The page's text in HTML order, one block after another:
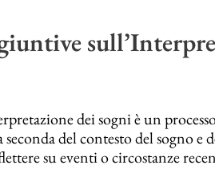
dei sogni è un
del contesto del sogno
su eventi o circostanze